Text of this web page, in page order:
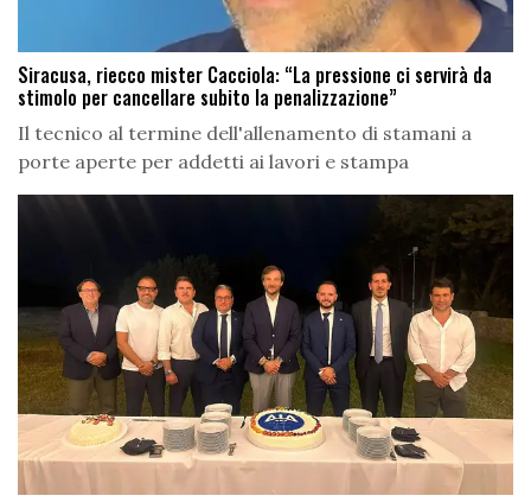
Siracusa, riecco mister Cacciola: “La pressione ci servirà da
stimolo per cancellare subito la penalizzazione”
Il tecnico al termine dell'allenamento di stamani a
porte aperte per addetti ai lavori e stampa